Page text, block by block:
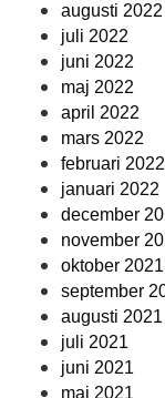
augusti 2022
juli 2022
juni 2022
maj 2022
april 2022
mars 2022
februari 2022
januari 2022
december
november
oktober 2021
september
augusti 2021
juli 2021
juni 2021
maj 2021